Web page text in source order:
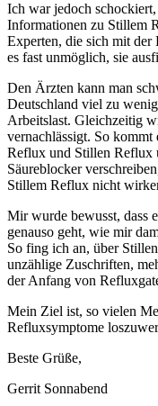
Ich war jedoch
Informationen zu Stillem
Experten, die sich mit
es fast unmöglich, sie
Den Ärzten kann man
Deutschland viel zu
Arbeitslast. Gleichzeitig
vernachlässigt. So kommt
Reflux und Stillen Reflux
Säureblocker
Stillem Reflux nicht
Mir wurde bewusst, dass
genauso geht, wie mir
So fing ich an, über
unzählige Zuschriften,
der Anfang von
Mein Ziel ist, so vielen
Refluxsymptome
Beste Grüße,
Gerrit Sonnabend